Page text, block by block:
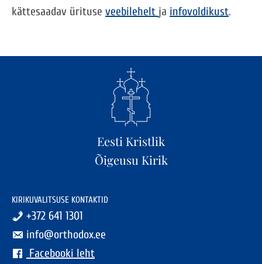
kättesaadav ürituse veebilehelt ja infovoldikust.
Eesti Kristlik
Õigeusu Kirik
KIRIKUVALITSUSE KONTAKTID
+372 641 1301
info@orthodox.ee
Facebooki leht